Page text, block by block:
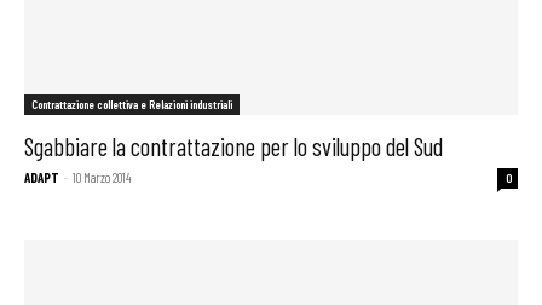
Contrattazione collettiva e Relazioni industriali
Sgabbiare la contrattazione per lo sviluppo del Sud
ADAPT - 10 Marzo 2014 0